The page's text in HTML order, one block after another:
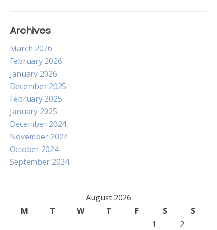
Archives
March 2026
February 2026
January 2026
December 2025
February 2025
January 2025
December 2024
November 2024
October 2024
September 2024
August 2026
M
T W T F S
S
1
2